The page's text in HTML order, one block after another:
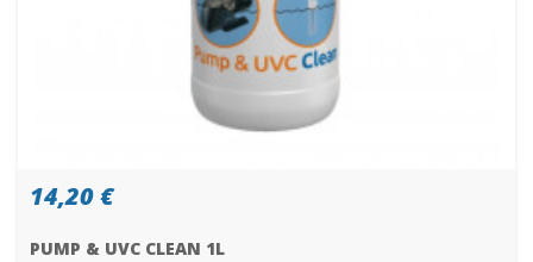
14,20 €
PUMP & UVC CLEAN 1L